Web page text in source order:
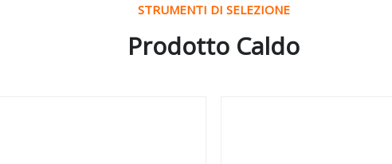
STRUMENTI DI SELEZIONE
Prodotto Caldo